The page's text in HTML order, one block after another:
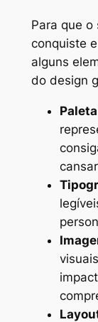
Para que
conquiste
alguns
do design